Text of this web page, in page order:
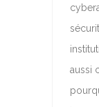
aussi